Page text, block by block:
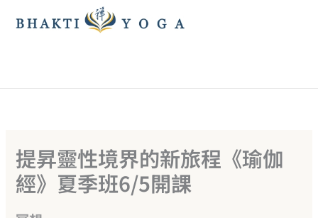
容
提昇靈性境界的新旅程《瑜伽
經》夏季班6/5開課